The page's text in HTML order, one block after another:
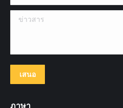
ข่าวสาร
เสนอ
ภาษา